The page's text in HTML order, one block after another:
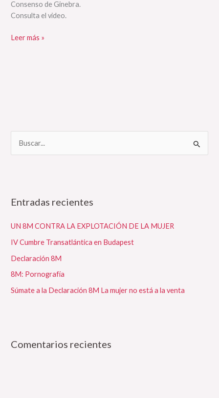
Consenso de Ginebra.
Consulta el video.
Leer más »
a
p
o
r
:
Entradas recientes
UN 8M CONTRA LA EXPLOTACIÓN DE LA MUJER
IV Cumbre Transatlántica en Budapest
Declaración 8M
8M: Pornografía
Súmate a la Declaración 8M La mujer no está a la venta
Comentarios recientes